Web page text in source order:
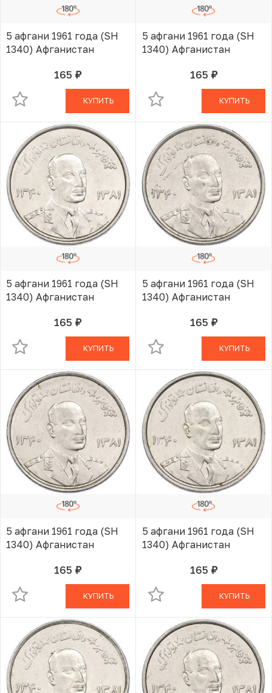
5 афгани 1961 года (SH
1340) Афганистан
165 руб.В КОРЗИНЕ
КУПИТЬ
5 афгани 1961 года (SH
1340) Афганистан
165 руб.В КОРЗИНЕ
КУПИТЬ
5 афгани 1961 года (SH
1340) Афганистан
165 руб.В КОРЗИНЕ
КУПИТЬ
5 афгани 1961 года (SH
1340) Афганистан
165 руб.В КОРЗИНЕ
КУПИТЬ
5 афгани 1961 года (SH
1340) Афганистан
165 руб.В КОРЗИНЕ
КУПИТЬ
5 афгани 1961 года (SH
1340) Афганистан
165 руб.В КОРЗИНЕ
КУПИТЬ